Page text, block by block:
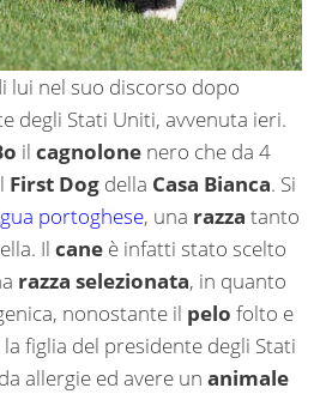
lui nel suo discorso dopo
degli Stati Uniti, avvenuta ieri.
il cagnolone nero che da 4
First Dog della Casa Bianca. Si
portoghese, una razza tanto
Il cane è infatti stato scelto
razza selezionata, in quanto
nonostante il pelo folto e
figlia del presidente degli Stati
allergie ed avere un animale